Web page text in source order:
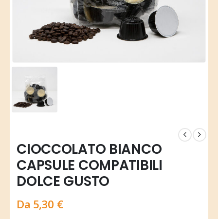
CIOCCOLATO BIANCO
CAPSULE COMPATIBILI
DOLCE GUSTO
Da 5,30 €